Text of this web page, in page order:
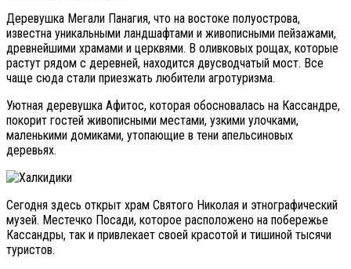
Деревушка Мегали Панагия, что на востоке полуострова,
известна уникальными ландшафтами и живописными пейзажами,
древнейшими храмами и церквями. В оливковых рощах, которые
растут рядом с деревней, находится двусводчатый мост. Все
чаще сюда стали приезжать любители агротуризма.
Уютная деревушка Афитос, которая обосновалась на Кассандре,
покорит гостей живописными местами, узкими улочками,
маленькими домиками, утопающие в тени апельсиновых
деревьях.
Сегодня здесь открыт храм Святого Николая и этнографический
музей. Местечко Посади, которое расположено на побережье
Кассандры, так и привлекает своей красотой и тишиной тысячи
туристов.